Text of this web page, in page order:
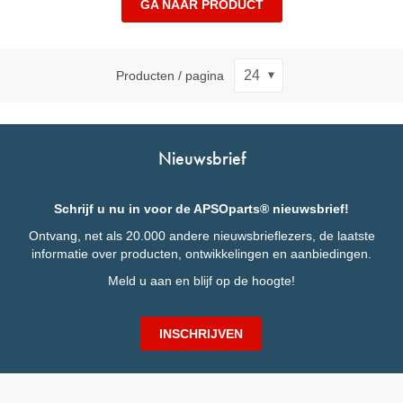
GA NAAR PRODUCT
Producten / pagina
Nieuwsbrief
Schrijf u nu in voor de APSOparts® nieuwsbrief!
Ontvang, net als 20.000 andere nieuwsbrieflezers, de laatste
informatie over producten, ontwikkelingen en aanbiedingen.
Meld u aan en blijf op de hoogte!
INSCHRIJVEN